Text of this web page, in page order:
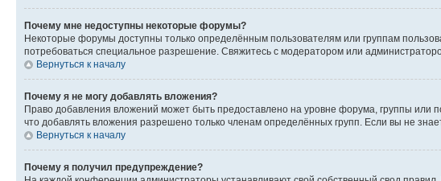
Почему мне недоступны некоторые форумы?
Некоторые форумы доступны только определённым пользователям или группам
потребоваться специальное разрешение. Свяжитесь с модератором или
Вернуться к началу
Почему я не могу добавлять вложения?
Право добавления вложений может быть предоставлено на уровне форума, группы
что добавлять вложения разрешено только членам определённых групп. Если вы не
Вернуться к началу
Почему я получил предупреждение?